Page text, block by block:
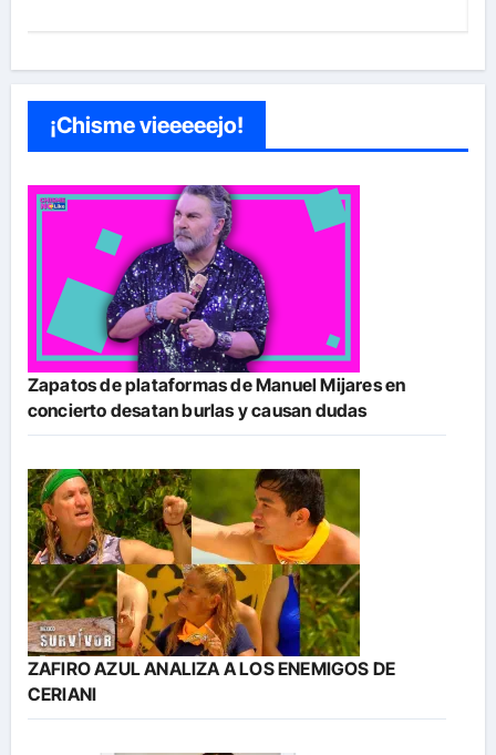
¡Chisme vieeeeejo!
Zapatos de plataformas de Manuel Mijares en
concierto desatan burlas y causan dudas
ZAFIRO AZUL ANALIZA A LOS ENEMIGOS DE
CERIANI